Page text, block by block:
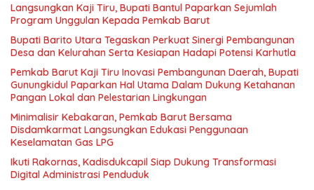
Langsungkan Kaji Tiru, Bupati Bantul Paparkan Sejumlah
Program Unggulan Kepada Pemkab Barut
Bupati Barito Utara Tegaskan Perkuat Sinergi Pembangunan
Desa dan Kelurahan Serta Kesiapan Hadapi Potensi Karhutla
Pemkab Barut Kaji Tiru Inovasi Pembangunan Daerah, Bupati
Gunungkidul Paparkan Hal Utama Dalam Dukung Ketahanan
Pangan Lokal dan Pelestarian Lingkungan
Minimalisir Kebakaran, Pemkab Barut Bersama
Disdamkarmat Langsungkan Edukasi Penggunaan
Keselamatan Gas LPG
Ikuti Rakornas, Kadisdukcapil Siap Dukung Transformasi
Digital Administrasi Penduduk